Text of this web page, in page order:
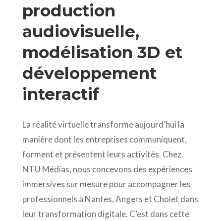
production
audiovisuelle,
modélisation 3D et
développement
interactif
La réalité virtuelle transforme aujourd’hui la
manière dont les entreprises communiquent,
forment et présentent leurs activités. Chez
NTU Médias, nous concevons des expériences
immersives sur mesure pour accompagner les
professionnels à Nantes, Angers et Cholet dans
leur transformation digitale. C’est dans cette